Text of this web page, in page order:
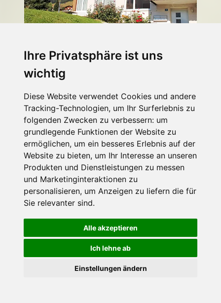
Ihre Privatsphäre ist uns
wichtig
Diese Website verwendet Cookies und andere
Tracking-Technologien, um Ihr Surferlebnis zu
folgenden Zwecken zu verbessern: um
grundlegende Funktionen der Website zu
ermöglichen, um ein besseres Erlebnis auf der
Website zu bieten, um Ihr Interesse an unseren
Produkten und Dienstleistungen zu messen
und Marketinginteraktionen zu
personalisieren, um Anzeigen zu liefern die für
Sie relevanter sind.
Alle akzeptieren
Ich lehne ab
Einstellungen ändern
Tgèsa Pitgmun
Aufdenblatten 1-5
Pers.
Sedrun, Graubünden, Schweiz
Haustiere erlaubt
Internet
TV
ab€ 411,-
pro Einheit pro Nacht
Gesamtpreis ab€ 2055,-
für 1 Pers./ 5 Nächte
Jetzt buchen